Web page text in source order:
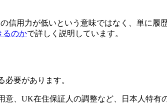
信用力が低いという意味ではなく、単に履
るのかで詳しく説明しています。
要があります。
意、UK在住保証人の調整など、日本人特有